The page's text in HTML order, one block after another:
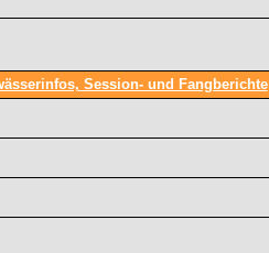
Session- und Fangberichte